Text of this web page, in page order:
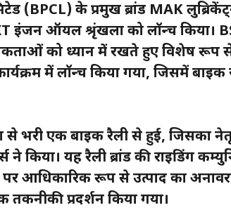
(BPCL) के प्रमुख ब्रांड MAK
इंजन ऑयल श्रृंखला को लॉन्च किया।
को ध्यान में रखते हुए विशेष रूप
में लॉन्च किया गया, जिसमें बाइक
एक बाइक रैली से हुई, जिसका
ने किया। यह रैली ब्रांड की राइडिंग
पर आधिकारिक रूप से उत्पाद का
तकनीकी प्रदर्शन किया गया।